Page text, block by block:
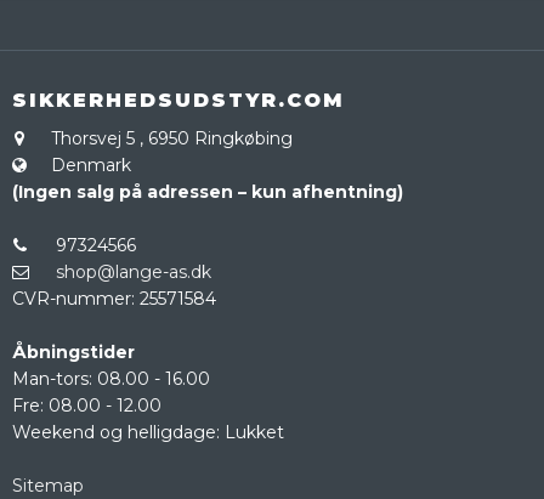
SIKKERHEDSUDSTYR.COM
Thorsvej 5 , 6950 Ringkøbing
Denmark
(Ingen salg på adressen – kun afhentning)
97324566
shop@lange-as.dk
CVR-nummer: 25571584
Åbningstider
Man-tors: 08.00 - 16.00
Fre: 08.00 - 12.00
Weekend og helligdage: Lukket
Sitemap